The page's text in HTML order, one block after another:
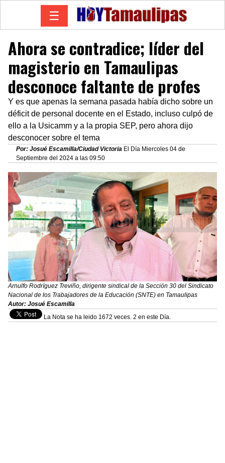
☰
Ahora se contradice; líder del
magisterio en Tamaulipas
desconoce faltante de profes
Y es que apenas la semana pasada había dicho sobre un
déficit de personal docente en el Estado, incluso culpó de
ello a la Usicamm y a la propia SEP, pero ahora dijo
desconocer sobre el tema
Por: Josué Escamilla/Ciudad Victoria El Día Miercoles 04 de
Septiembre del 2024 a las 09:50
Arnulfo Rodríguez Treviño, dirigente sindical de la Sección 30 del Sindicato
Nacional de los Trabajadores de la Educación (SNTE) en Tamaulipas
Autor: Josué Escamilla
La Nota se ha leido 1672 veces. 2 en este Día.